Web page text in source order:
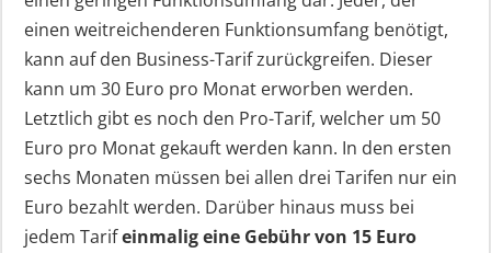
einen weitreichenderen Funktionsumfang benötigt,
kann auf den Business-Tarif zurückgreifen. Dieser
kann um 30 Euro pro Monat erworben werden.
Letztlich gibt es noch den Pro-Tarif, welcher um 50
Euro pro Monat gekauft werden kann. In den ersten
sechs Monaten müssen bei allen drei Tarifen nur ein
Euro bezahlt werden. Darüber hinaus muss bei
jedem Tarifeinmalig eine Gebühr von 15 Euro